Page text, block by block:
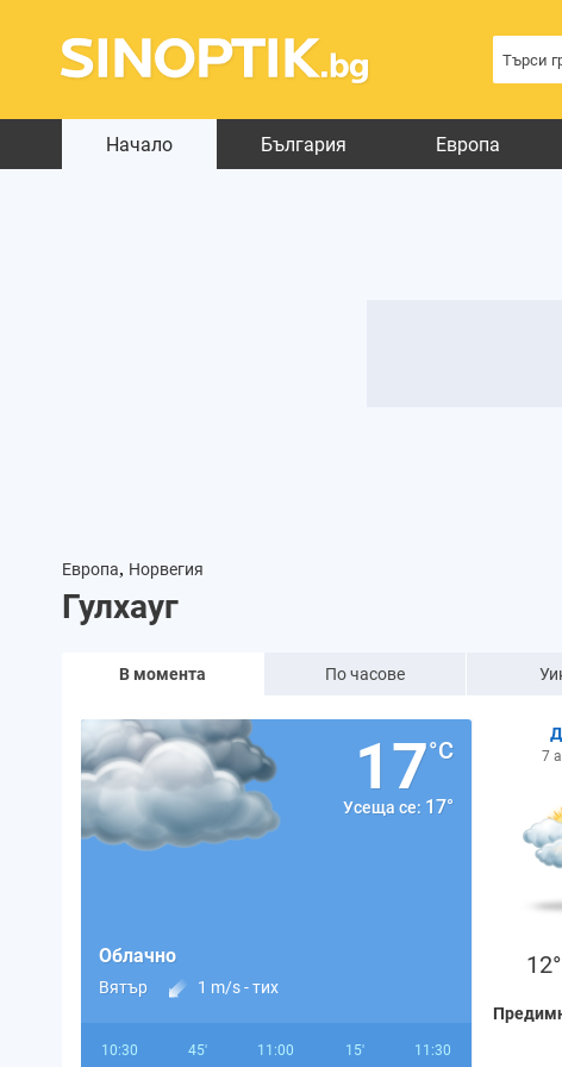
Начало България Европа
Европа, Норвегия
Гулхауг
В момента По часове
17°C
Усеща се: 17°
Облачно
Вятър 1 m/s -тих
10:30 45' 11:00 15' 11:30
7
12°